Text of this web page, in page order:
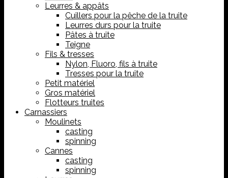
Leurres & appâts
Cuillers pour la pêche de la truite
Leurres durs pour la truite
Pâtes à truite
Teigne
Fils & tresses
Nylon, Fluoro, fils à truite
Tresses pour la truite
Petit matériel
Gros matériel
Flotteurs truites
Carnassiers
Moulinets
casting
spinning
Cannes
casting
spinning